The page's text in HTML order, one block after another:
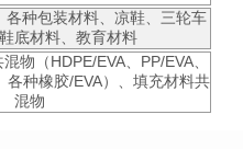
各种包装材料、凉鞋、三轮车
底材料、教育材料
物（HDPE/EVA、PP/EVA、
各种橡胶/EVA）、填充材料共
混物